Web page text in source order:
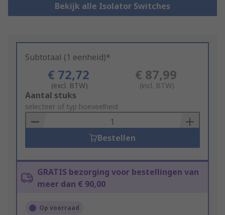
Bekijk alle Isolator Switches
Subtotaal (1 eenheid)*
€ 72,72
(excl. BTW)
€ 87,99
(incl. BTW)
Add
to
Basket
Aantal stuks
selecteer of typ hoeveelheid
Bestellen
GRATIS bezorging voor bestellingen van
meer dan € 90,00
Op voorraad